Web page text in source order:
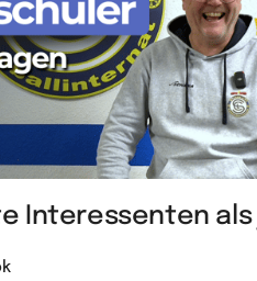
Interessenten als